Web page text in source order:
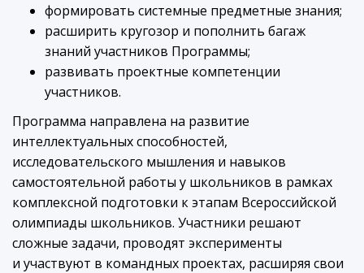
формировать системные предметные знания;
расширить кругозор и пополнить багаж
знаний участников Программы;
развивать проектные компетенции
участников.
Программа направлена на развитие
интеллектуальных способностей,
исследовательского мышления и навыков
самостоятельной работы у школьников в рамках
комплексной подготовки к этапам Всероссийской
олимпиады школьников. Участники решают
сложные задачи, проводят эксперименты
и участвуют в командных проектах, расширяя свои